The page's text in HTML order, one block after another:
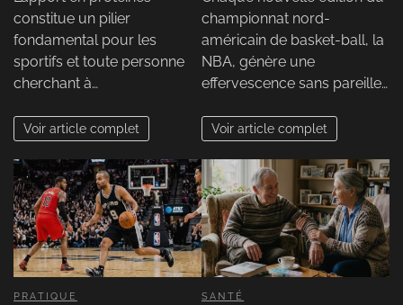
constitue un pilier
fondamental pour les
sportifs et toute personne
cherchant à…
Voir article complet
championnat nord-
américain de basket-ball, la
NBA, génère une
effervescence sans pareille…
Voir article complet
PRATIQUE SANTÉ